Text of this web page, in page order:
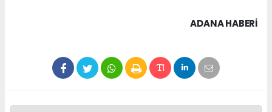
ADANA HABERİ